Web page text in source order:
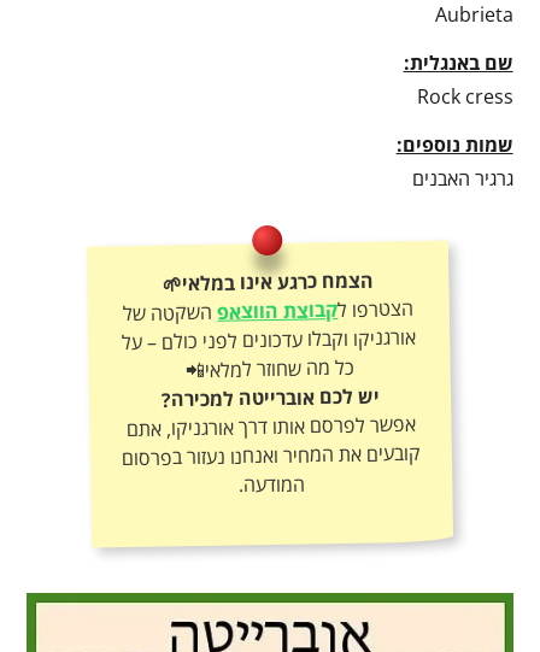
Aubrieta
שם באנגלית:
Rock cress
שמות נוספים:
גרגיר האבנים
הצמח כרגע אינו במלאי🌱
הצטרפו לקבוצת הווצאפהשקטה של
אורגניקו וקבלו עדכונים לפני כולם – על
כל מה שחוזר למלאי📲
יש לכם אוברייטה למכירה?
אפשר לפרסם אותו דרך אורגניקו, אתם
קובעים את המחיר ואנחנו נעזור בפרסום
המודעה.